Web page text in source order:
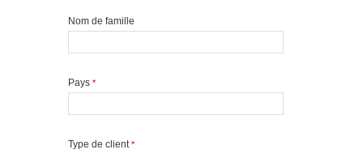
Nom de famille
Pays *
Type de client*